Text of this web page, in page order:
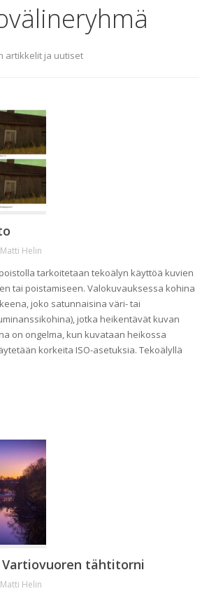
artikkelit ja uutiset
Matti Helin
tarkoitetaan tekoälyn käyttöä kuvien
tai poistamiseen. Valokuvauksessa kohina
joko satunnaisina väri- tai
jotka heikentävät kuvan
on ongelma, kun kuvataan heikossa
korkeita ISO-asetuksia. Tekoälyllä
tähtitorni
Matti Helin